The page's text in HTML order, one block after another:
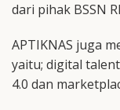
dari pihak BSSN
APTIKNAS juga
yaitu; digital
4.0 dan